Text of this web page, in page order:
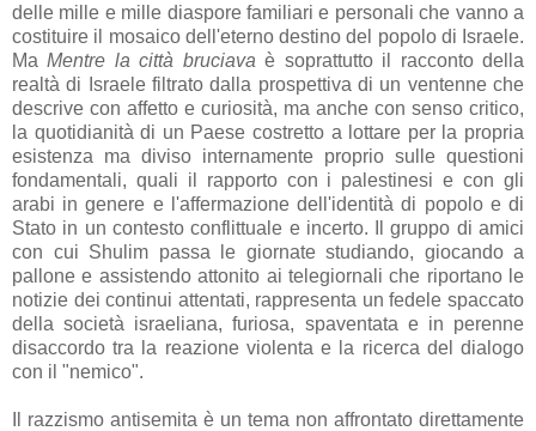
delle mille e mille diaspore familiari e personali che vanno a
costituire il mosaico dell'eterno destino del popolo di Israele.
MaMentre la città bruciava è soprattutto il racconto della
realtà di Israele filtrato dalla prospettiva di un ventenne che
descrive con affetto e curiosità, ma anche con senso critico,
la quotidianità di un Paese costretto a lottare per la propria
esistenza ma diviso internamente proprio sulle questioni
fondamentali, quali il rapporto con i palestinesi e con gli
arabi in genere e l'affermazione dell'identità di popolo e di
Stato in un contesto conflittuale e incerto. Il gruppo di amici
con cui Shulim passa le giornate studiando, giocando a
pallone e assistendo attonito ai telegiornali che riportano le
notizie dei continui attentati, rappresenta un fedele spaccato
della società israeliana, furiosa, spaventata e in perenne
disaccordo tra la reazione violenta e la ricerca del dialogo
con il "nemico".
Il razzismo antisemita è un tema non affrontato direttamente